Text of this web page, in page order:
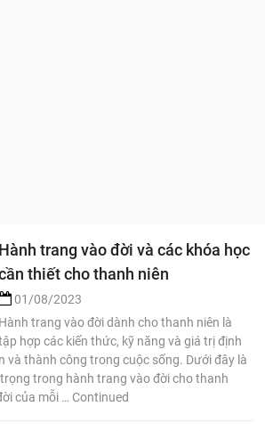
Hành trang vào đời và các khóa học
thiết cho thanh niên
01/08/2023
Hành trang vào đời dành cho thanh niên là
hợp các kiến thức, kỹ năng và giá trị định
và thành công trong cuộc sống. Dưới đây là
trong hành trang vào đời cho thanh
của mỗi … Continued